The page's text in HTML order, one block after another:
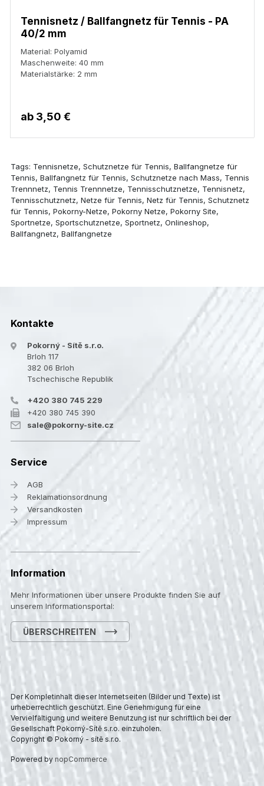
Tennisnetz / Ballfangnetz für Tennis - PA
40/2 mm
Material: Polyamid
Maschenweite: 40 mm
Materialstärke: 2 mm
ab 3,50 €
Tags: Tennisnetze, Schutznetze für Tennis, Ballfangnetze für
Tennis, Ballfangnetz für Tennis, Schutznetze nach Mass, Tennis
Trennnetz, Tennis Trennnetze, Tennisschutznetze, Tennisnetz,
Tennisschutznetz, Netze für Tennis, Netz für Tennis, Schutznetz
für Tennis, Pokorny-Netze, Pokorny Netze, Pokorny Site,
Sportnetze, Sportschutznetze, Sportnetz, Onlineshop,
Ballfangnetz, Ballfangnetze
Kontakte
Pokorný - Sítě s.r.o.
Brloh 117
382 06 Brloh
Tschechische Republik
+420 380 745 229
+420 380 745 390
sale@pokorny-site.cz
Service
AGB
Reklamationsordnung
Versandkosten
Impressum
Information
Mehr Informationen über unsere Produkte finden Sie auf
unserem Informationsportal:
ÜBERSCHREITEN
Der Kompletinhalt dieser Internetseiten (Bilder und Texte) ist
urheberrechtlich geschützt. Eine Genehmigung für eine
Vervielfältigung und weitere Benutzung ist nur schriftlich bei der
Gesellschaft Pokorný-Sítě s.r.o. einzuholen.
Copyright © Pokorný - sítě s.r.o.
Powered by nopCommerce